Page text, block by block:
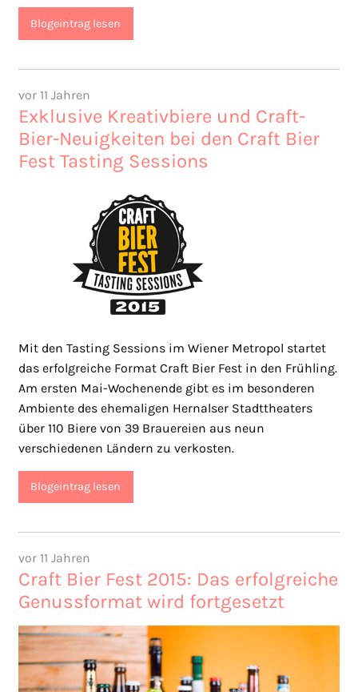
Blogeintrag lesen
vor 11 Jahren
Exklusive Kreativbiere und Craft-
Bier-Neuigkeiten bei den Craft Bier
Fest Tasting Sessions
Mit den Tasting Sessions im Wiener Metropol startet
das erfolgreiche Format Craft Bier Fest in den Frühling.
Am ersten Mai-Wochenende gibt es im besonderen
Ambiente des ehemaligen Hernalser Stadttheaters
über 110 Biere von 39 Brauereien aus neun
verschiedenen Ländern zu verkosten.
Blogeintrag lesen
vor 11 Jahren
Craft Bier Fest 2015: Das erfolgreiche
Genussformat wird fortgesetzt